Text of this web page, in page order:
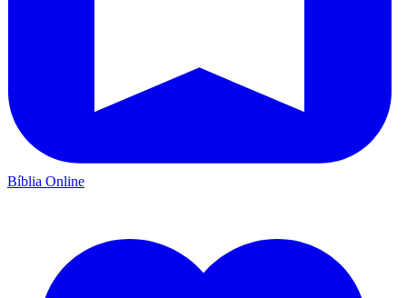
Bíblia Online